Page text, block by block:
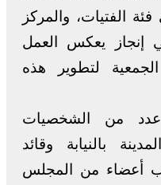
الفتيات، والمركز
إنجاز يعكس العمل
لتطوير هذه
من الشخصيات
بالنيابة وقائد
أعضاء من المجلس